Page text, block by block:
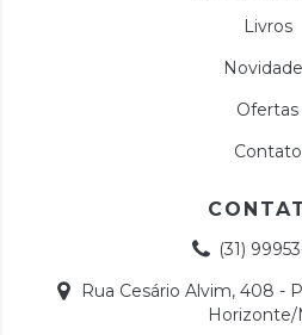
Livros
Ofertas
Contato
(31)
Rua Cesário Alvim, 408 -
Horizonte/